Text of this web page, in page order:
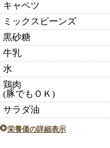
キャベツ
ミックスビーンズ
黒砂糖
牛乳
水
鶏肉
(豚でもＯＫ)
サラダ油
栄養価の詳細表示